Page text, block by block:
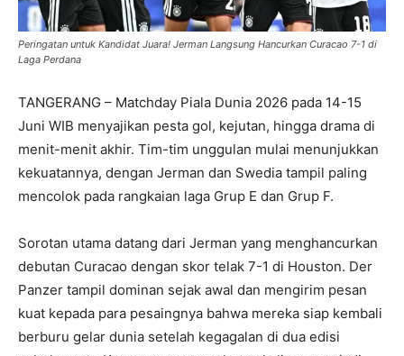
Peringatan untuk Kandidat Juara! Jerman Langsung Hancurkan Curacao 7-1 di
Laga Perdana
TANGERANG – Matchday Piala Dunia 2026 pada 14-15
Juni WIB menyajikan pesta gol, kejutan, hingga drama di
menit-menit akhir. Tim-tim unggulan mulai menunjukkan
kekuatannya, dengan Jerman dan Swedia tampil paling
mencolok pada rangkaian laga Grup E dan Grup F.
Sorotan utama datang dari Jerman yang menghancurkan
debutan Curacao dengan skor telak 7-1 di Houston. Der
Panzer tampil dominan sejak awal dan mengirim pesan
kuat kepada para pesaingnya bahwa mereka siap kembali
berburu gelar dunia setelah kegagalan di dua edisi